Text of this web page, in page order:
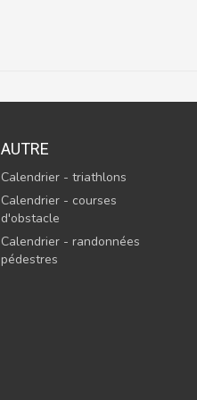
AUTRE
Calendrier - triathlons
Calendrier - courses
d'obstacle
Calendrier - randonnées
pédestres